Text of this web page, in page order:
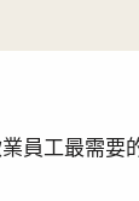
員工最需要